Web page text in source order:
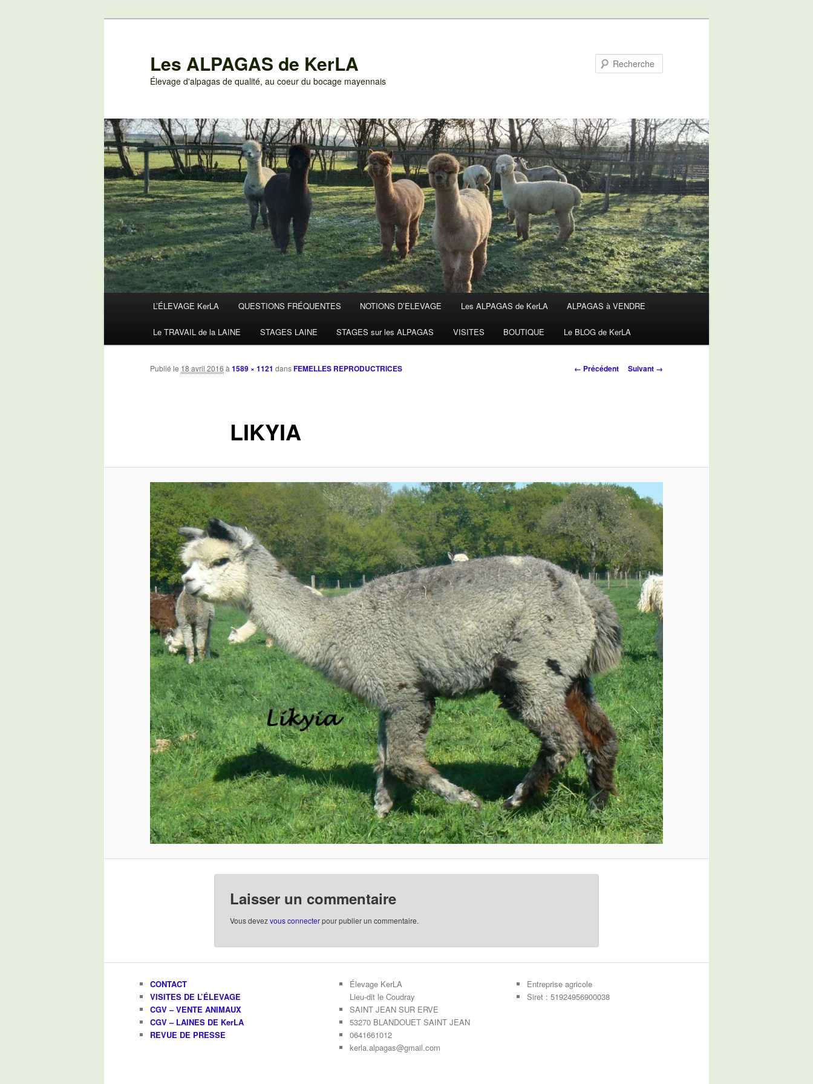
Les ALPAGAS de KerLA
Élevage d'alpagas de qualité, au coeur du bocage mayennais
L’ÉLEVAGE KerLA QUESTIONS FRÉQUENTES NOTIONS D’ELEVAGE Les ALPAGAS de KerLA ALPAGAS à VENDRE
Le TRAVAIL de la LAINE STAGES LAINE STAGES sur les ALPAGAS VISITES BOUTIQUE Le BLOG de KerLA
Navigation
← Précédent Suivant →
LIKYIA
Publié le 18 avril 2016 à1589 × 1121 dansFEMELLES REPRODUCTRICES
Laisser un commentaire
Vous devezvous connecterpour publier un commentaire.
CONTACT
VISITES DE L’ÉLEVAGE
CGV – VENTE ANIMAUX
CGV – LAINES DE KerLA
REVUE DE PRESSE
Élevage KerLA
Lieu-dit le Coudray
SAINT JEAN SUR ERVE
53270 BLANDOUET SAINT JEAN
0641661012
kerla.alpagas@gmail.com
Entreprise agricole
Siret : 51924956900038